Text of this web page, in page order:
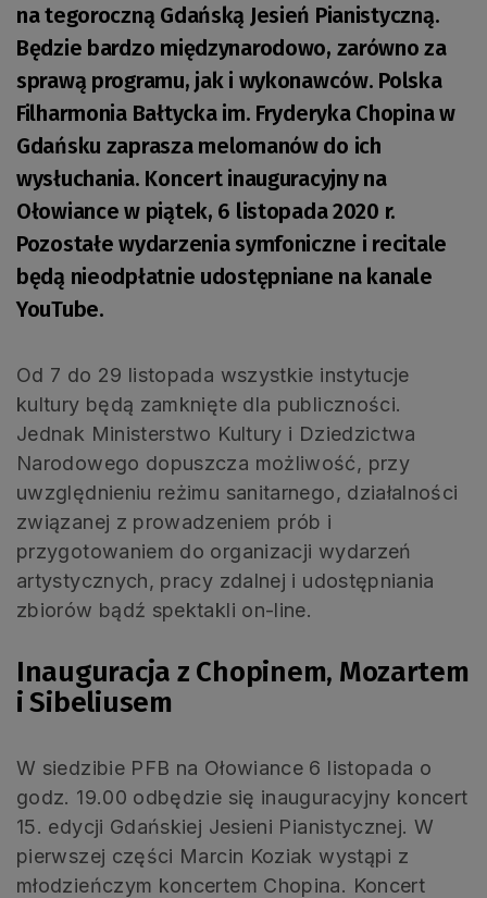
na tegoroczną Gdańską Jesień Pianistyczną.
Będzie bardzo międzynarodowo, zarówno za
sprawą programu, jak i wykonawców. Polska
Filharmonia Bałtycka im. Fryderyka Chopina w
Gdańsku zaprasza melomanów do ich
wysłuchania. Koncert inauguracyjny na
Ołowiance w piątek, 6 listopada 2020 r.
Pozostałe wydarzenia symfoniczne i recitale
będą nieodpłatnie udostępniane na kanale
YouTube.
Od 7 do 29 listopada wszystkie instytucje
kultury będą zamknięte dla publiczności.
Jednak Ministerstwo Kultury i Dziedzictwa
Narodowego dopuszcza możliwość, przy
uwzględnieniu reżimu sanitarnego, działalności
związanej z prowadzeniem prób i
przygotowaniem do organizacji wydarzeń
artystycznych, pracy zdalnej i udostępniania
zbiorów bądź spektakli on-line.
Inauguracja z Chopinem, Mozartem
i Sibeliusem
W siedzibie PFB na Ołowiance 6 listopada o
godz. 19.00 odbędzie się inauguracyjny koncert
15. edycji Gdańskiej Jesieni Pianistycznej. W
pierwszej części Marcin Koziak wystąpi z
młodzieńczym koncertem Chopina. Koncert